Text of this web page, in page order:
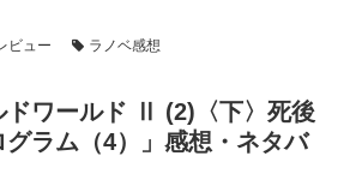
ビュー ラノベ感想
ドワールド Ⅱ (2)〈下〉死後
ラム（4）」感想・ネタバ